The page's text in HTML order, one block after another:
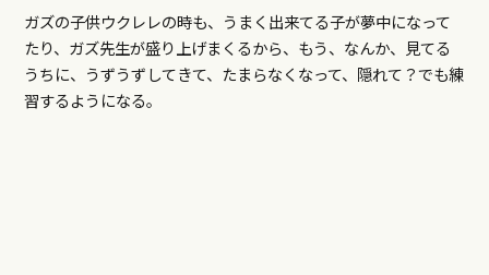
ガズの子供ウクレレの時も、うまく出来てる子が夢中になって
たり、ガズ先生が盛り上げまくるから、もう、なんか、見てる
うちに、うずうずしてきて、たまらなくなって、隠れて？でも練
習するようになる。